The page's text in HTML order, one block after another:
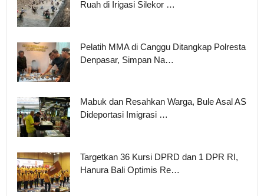
Ruah di Irigasi Silekor …
Pelatih MMA di Canggu Ditangkap Polresta
Denpasar, Simpan Na…
Mabuk dan Resahkan Warga, Bule Asal AS
Dideportasi Imigrasi …
Targetkan 36 Kursi DPRD dan 1 DPR RI,
Hanura Bali Optimis Re…